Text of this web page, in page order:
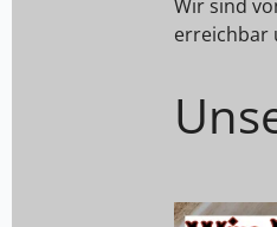
Wir sind
erreichbar